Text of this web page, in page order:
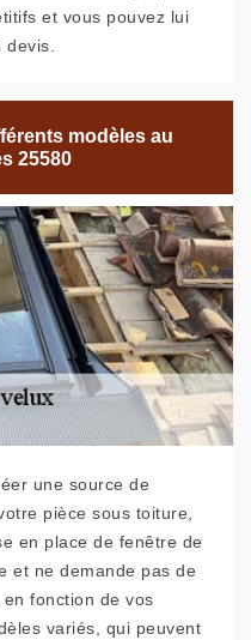
et vous pouvez lui
devis.
modèles au
25580
une source de
pièce sous toiture,
en place de fenêtre de
et ne demande pas de
fonction de vos
variés, qui peuvent